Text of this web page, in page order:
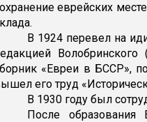
еврейских
В 1924 перевел на
«Евреи в БССР»,
его труд
В 1930 году был
После